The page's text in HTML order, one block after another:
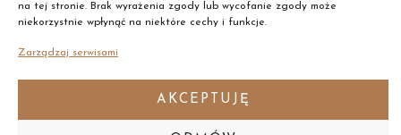
na tej stronie. Brak wyrażenia zgody lub wycofanie zgody może
niekorzystnie wpłynąć na niektóre cechy i funkcje.
Zarządzaj serwisami
AKCEPTUJĘ
Copyright © 2021 Most the Most